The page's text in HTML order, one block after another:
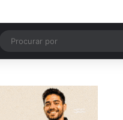
Switch skin